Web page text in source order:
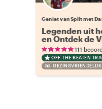
Geniet van Split met
Legenden uit
en Ontdek de
111
OFF THE BEATEN
GEZINSVRIENDELIJK